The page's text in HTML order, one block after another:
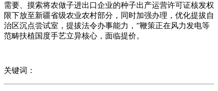
需要、摸索将农做子进出口企业的种子出产运营许可证核发权
限下放至新疆省级农业农村部分，同时加强办理，优化提拔自
治区沉点尝试室，提拔法令办事能力，”鞭策正在风力发电等
范畴扶植国度手艺立异核心，面临提价。
关键词：